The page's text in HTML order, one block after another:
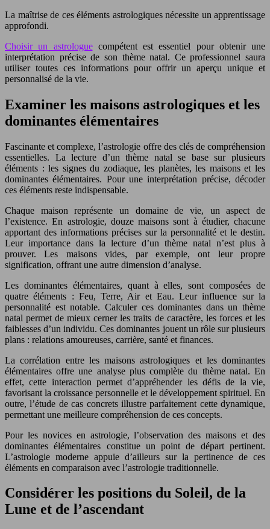
La maîtrise de ces éléments astrologiques nécessite un apprentissage
approfondi.
Choisir un astrologuecompétent est essentiel pour obtenir une
interprétation précise de son thème natal. Ce professionnel saura
utiliser toutes ces informations pour offrir un aperçu unique et
personnalisé de la vie.
Examiner les maisons astrologiques et les
dominantes élémentaires
Fascinante et complexe, l’astrologie offre des clés de compréhension
essentielles. La lecture d’un thème natal se base sur plusieurs
éléments : les signes du zodiaque, les planètes, les maisons et les
dominantes élémentaires. Pour une interprétation précise, décoder
ces éléments reste indispensable.
Chaque maison représente un domaine de vie, un aspect de
l’existence. En astrologie, douze maisons sont à étudier, chacune
apportant des informations précises sur la personnalité et le destin.
Leur importance dans la lecture d’un thème natal n’est plus à
prouver. Les maisons vides, par exemple, ont leur propre
signification, offrant une autre dimension d’analyse.
Les dominantes élémentaires, quant à elles, sont composées de
quatre éléments : Feu, Terre, Air et Eau. Leur influence sur la
personnalité est notable. Calculer ces dominantes dans un thème
natal permet de mieux cerner les traits de caractère, les forces et les
faiblesses d’un individu. Ces dominantes jouent un rôle sur plusieurs
plans : relations amoureuses, carrière, santé et finances.
La corrélation entre les maisons astrologiques et les dominantes
élémentaires offre une analyse plus complète du thème natal. En
effet, cette interaction permet d’appréhender les défis de la vie,
favorisant la croissance personnelle et le développement spirituel. En
outre, l’étude de cas concrets illustre parfaitement cette dynamique,
permettant une meilleure compréhension de ces concepts.
Pour les novices en astrologie, l’observation des maisons et des
dominantes élémentaires constitue un point de départ pertinent.
L’astrologie moderne appuie d’ailleurs sur la pertinence de ces
éléments en comparaison avec l’astrologie traditionnelle.
Considérer les positions du Soleil, de la
Lune et de l’ascendant